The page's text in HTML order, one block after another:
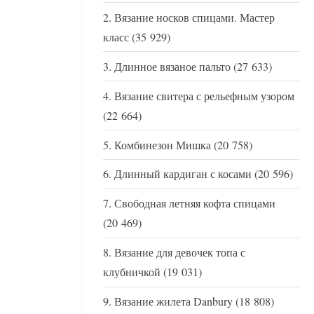
Вязание носков спицами. Мастер
класс(35 929)
Длинное вязаное пальто(27 633)
Вязание свитера с рельефным узором
(22 664)
Комбинезон Мишка(20 758)
Длинный кардиган с косами (20 596)
Свободная летняя кофта спицами
(20 469)
Вязание для девочек топа с
клубничкой (19 031)
Вязание жилета Danbury(18 808)